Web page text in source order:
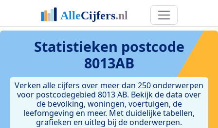
Statistieken postcode
8013AB
Verken alle cijfers over meer dan 250 onderwerpen
voor postcodegebied 8013 AB. Bekijk de data over
de bevolking, woningen, voertuigen, de
leefomgeving en meer. Met duidelijke tabellen,
grafieken en uitleg bij de onderwerpen.